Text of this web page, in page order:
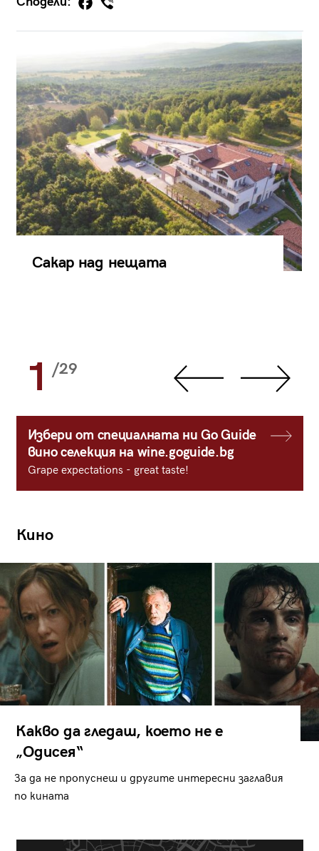
Сакар над нещата
1 /29
Избери от специалната ни Go Guide
вино селекция на wine.goguide.bg
Grape expectations - great taste!
Кино
Какво да гледаш, което не е
„Одисея“
За да не пропуснеш и другите интересни заглавия
по кината